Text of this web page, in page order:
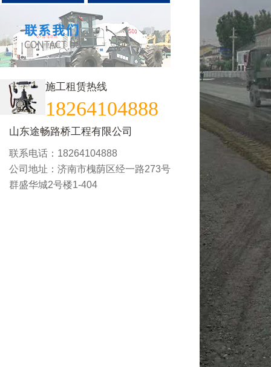
施工租赁热线
18264104888
山东途畅路桥工程有限公司
联系电话：18264104888
公司地址：济南市槐荫区经一路273号
群盛华城2号楼1-404